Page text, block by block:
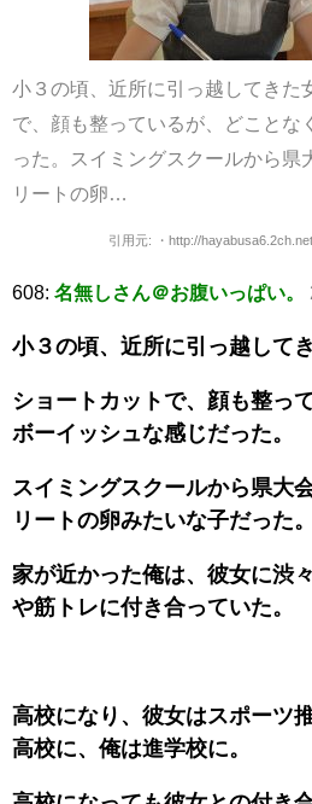
小３の頃、近所に引っ越してきた
で、顔も整っているが、どことな
った。スイミングスクールから県
リートの卵…
引用元: ・http://
608: 名無しさん＠お腹いっぱい。
小３の頃、近所に引っ越して
ショートカットで、顔も整っ
ボーイッシュな感じだった。
スイミングスクールから県大
リートの卵みたいな子だった。
家が近かった俺は、彼女に渋
や筋トレに付き合っていた。
高校になり、彼女はスポーツ
高校に、俺は進学校に。